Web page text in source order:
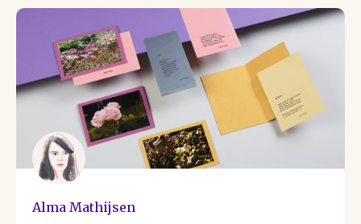
Femke Brockhus
Hanna Bervoets
Joost Oomen
Karin Amatmoekrim
Alma Mathijsen